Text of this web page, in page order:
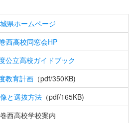
県ホームページ
西高校同窓会HP
公立高校ガイドブック
教育計画（pdf/350KB)
と選抜方法（pdf/165KB)
西高校学校案内